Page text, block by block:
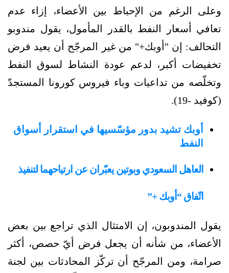
وعلى الرغم من الإحباط بين الأعضاء، إزاء عدم
تعافي أسعار النفط بالقدر المأمول، يقول مندوبو
التحالف: إن "أوبك+" من غير المرجّح أن يعيد فرض
تخفيضات أكبر، لدعم عودة النشاط لسوق النفط
وتخلّصه من تداعيات وباء فيروس كورونا المستجدّ
(كوفيد -19).
أوبك تشيد بدور مؤسّسيها في استقرار أسواق
النفط
العاهل السعودي وبوتين يعبّران عن ارتياحهما لتنفيذ
اتّفاق “أوبك +”
يقول المندوبون، إن الامتثال الذي تراجع بين بعض
الأعضاء، من شأنه أن يجعل فرض أيّ حصص، أكثر
صرامة، ومن المرجّح أن تركّز المحادثات بين لجنة